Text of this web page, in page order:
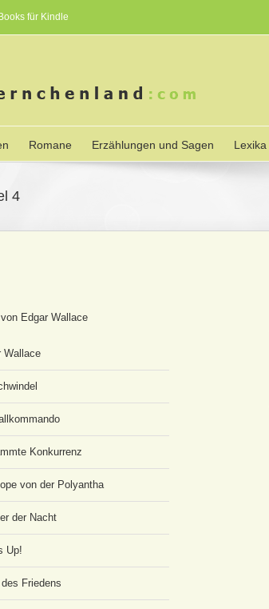
für Kindle
Romane Erzählungen und Sagen Lexika
4
Edgar Wallace
Wallace
Konkurrenz
von der Polyantha
der Nacht
Up!
des Friedens